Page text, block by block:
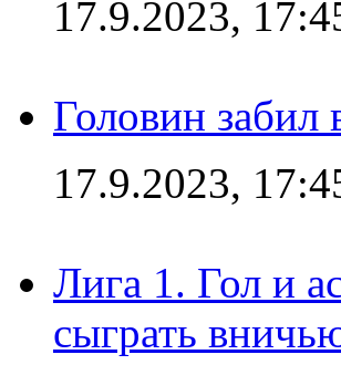
17.9.2023,
Головин забил
17.9.2023,
Лига 1. Гол и
сыграть